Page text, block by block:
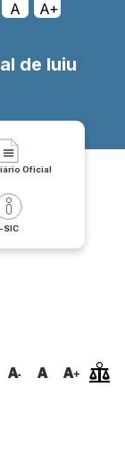
A A+
de Iuiu
Oficial
SIC